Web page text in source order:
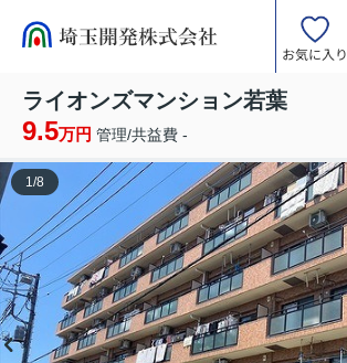
お気に入り
ライオンズマンション若葉
9.5万円 管理/共益費 -
1 /8